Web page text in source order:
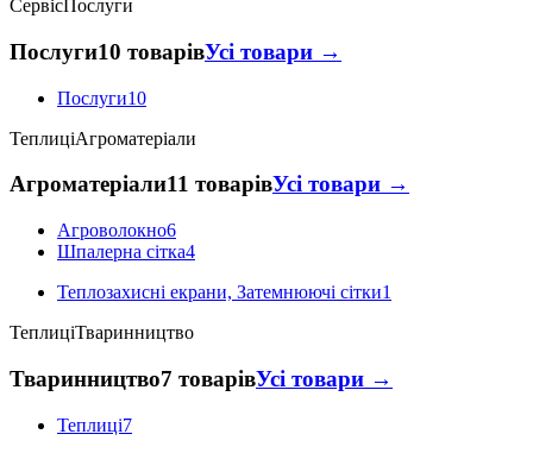
СервісПослуги
Послуги10 товарівУсі товари →
Послуги10
ТеплиціАгроматеріали
Агроматеріали11 товарівУсі товари →
Агроволокно6
Шпалерна сітка4
Теплозахисні екрани, Затемнюючі сітки1
ТеплиціТваринництво
Тваринництво7 товарівУсі товари →
Теплиці7